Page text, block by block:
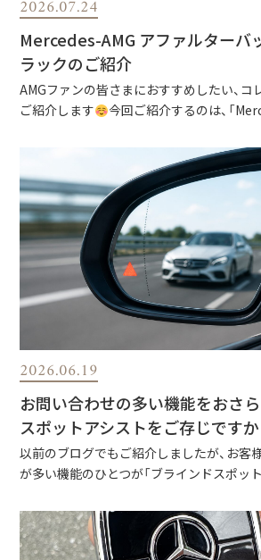
2026.07.24
Mercedes-AMG アファルターバ
ラックのご紹介
AMGファンの皆さまにおすすめしたい、コ
ご紹介します
今回ご紹介するのは、「
2026.06.19
お問い合わせの多い機能をおさら
スポットアシストをご存じですか
以前のブログでもご紹介しましたが、お客
が多い機能のひとつが「ブラインドスポッ